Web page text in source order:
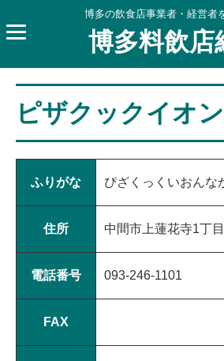
博多の飲食店事業者・経営者
博多料飲店
ピザクックイオ
ふりがな ぴざくっくいおんな
住所 中間市上蓮花寺1丁
電話番号 093-246-1101
FAX